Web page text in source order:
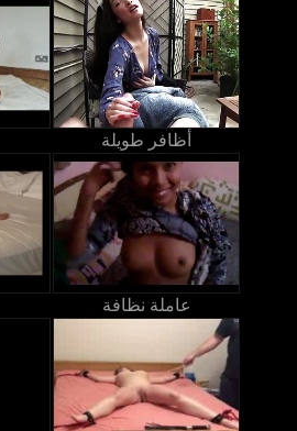
أظافر طويلة
عاملة نظافة